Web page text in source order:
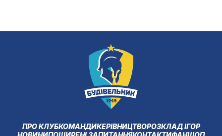
ПРО КЛУБКОМАНДИКЕРІВНИЦТВОРОЗКЛАД ІГОР